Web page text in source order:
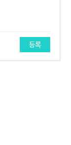
등록